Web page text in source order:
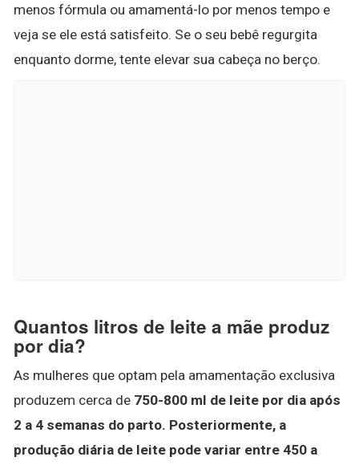
menos fórmula ou amamentá-lo por menos tempo e
veja se ele está satisfeito. Se o seu bebê regurgita
enquanto dorme, tente elevar sua cabeça no berço.
Quantos litros de leite a mãe produz
por dia?
As mulheres que optam pela amamentação exclusiva
produzem cerca de 750-800 ml de leite por dia após
2 a 4 semanas do parto. Posteriormente, a
produção diária de leite pode variar entre 450 a